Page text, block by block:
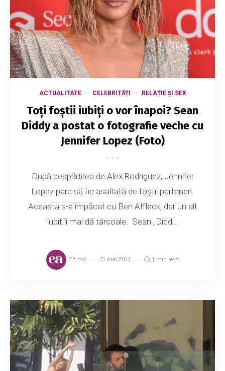
ACTUALITATE CELEBRITĂȚI RELAȚIE ȘI SEX
Toți foștii iubiți o vor înapoi? Sean
Diddy a postat o fotografie veche cu
Jennifer Lopez (Foto)
După despărțirea de Alex Rodriguez, Jennifer
Lopez pare să fie asaltată de foștii parteneri.
Aceasta s-a împăcat cu Ben Affleck, dar un alt
iubit îi mai dă târcoale. Sean „Didd...
EA.md 31 mai 2021 1 min read